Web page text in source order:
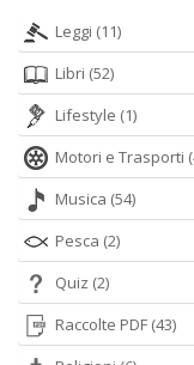
Leggi (11)
Libri (52)
Lifestyle (1)
Motori e Trasporti
Musica (54)
Pesca (2)
Quiz (2)
Raccolte PDF (43)